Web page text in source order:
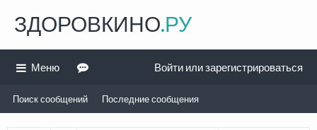
ЗДОРОВКИНО.РУ
Меню
Поиск сообщений Последние сообщения
Войти или зарегистрироваться